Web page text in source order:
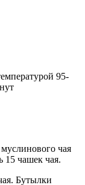
95-
чая
15 чашек чая.
Бутылки